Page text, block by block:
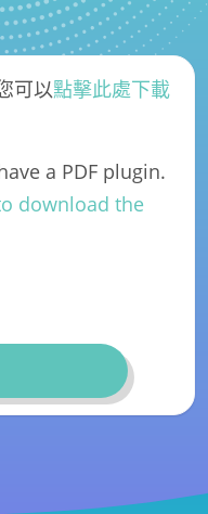
可以點擊此處下載
a PDF plugin.
download the